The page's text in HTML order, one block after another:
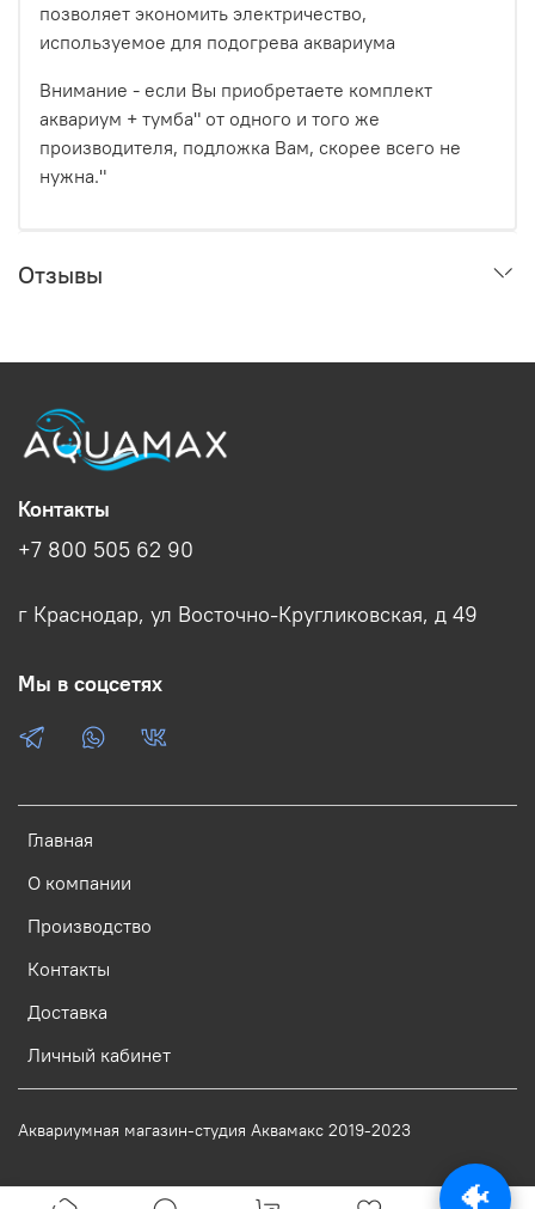
позволяет экономить электричество,
используемое для подогрева аквариума
Внимание - если Вы приобретаете комплект
аквариум + тумба" от одного и того же
производителя, подложка Вам, скорее всего не
нужна."
Отзывы
Главная
О компании
Производство
Контакты
Доставка
Личный кабинет
Контакты
+7 800 505 62 90
г Краснодар, ул Восточно-Кругликовская, д 49
Мы в соцсетях
Аквариумная магазин-студия Аквамакс 2019-2023
🐠